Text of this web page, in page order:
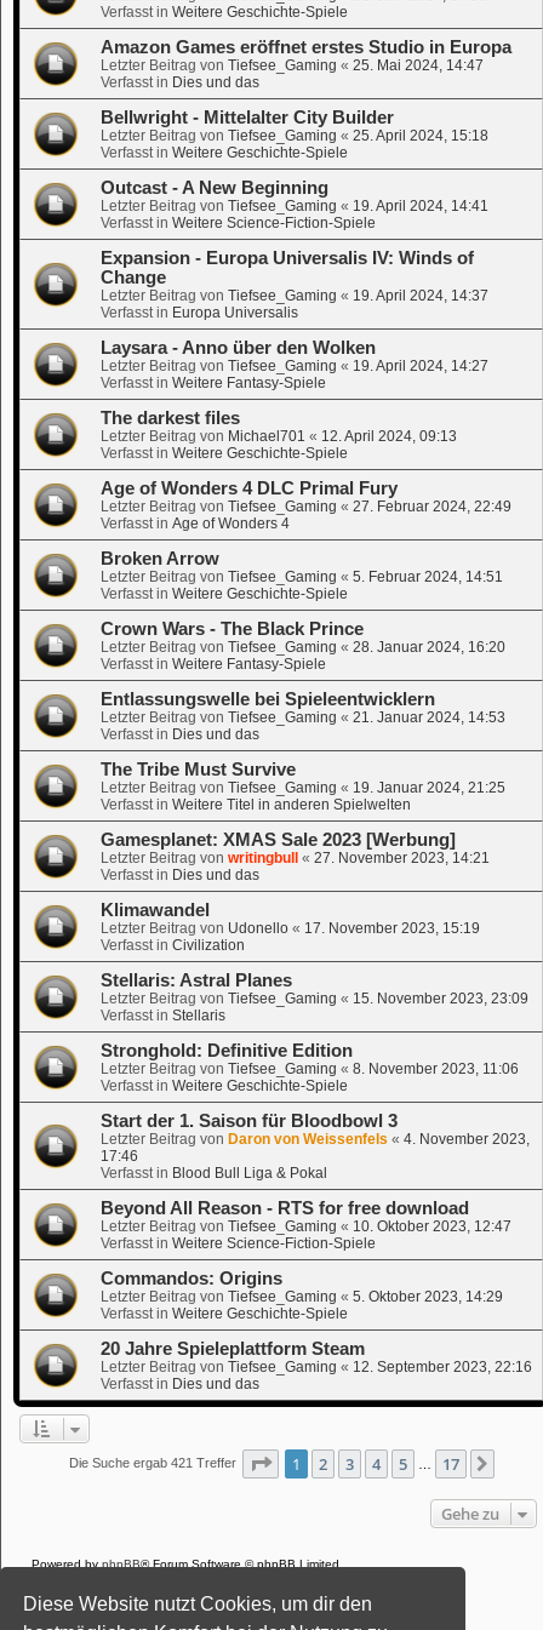
Diese Website nutzt Cookies, um dir den
Verfasst in Weitere Geschichte-Spiele
Amazon Games eröffnet erstes Studio in Europa
Letzter Beitrag von Tiefsee_Gaming « 25. Mai 2024, 14:47
Verfasst in Dies und das
Bellwright - Mittelalter City Builder
Letzter Beitrag von Tiefsee_Gaming « 25. April 2024, 15:18
Verfasst in Weitere Geschichte-Spiele
Outcast - A New Beginning
Letzter Beitrag von Tiefsee_Gaming « 19. April 2024, 14:41
Verfasst in Weitere Science-Fiction-Spiele
Expansion - Europa Universalis IV: Winds of
Change
Letzter Beitrag von Tiefsee_Gaming « 19. April 2024, 14:37
Verfasst in Europa Universalis
Laysara - Anno über den Wolken
Letzter Beitrag von Tiefsee_Gaming « 19. April 2024, 14:27
Verfasst in Weitere Fantasy-Spiele
The darkest files
Letzter Beitrag von Michael701 « 12. April 2024, 09:13
Verfasst in Weitere Geschichte-Spiele
Age of Wonders 4 DLC Primal Fury
Letzter Beitrag von Tiefsee_Gaming « 27. Februar 2024, 22:49
Verfasst in Age of Wonders 4
Broken Arrow
Letzter Beitrag von Tiefsee_Gaming « 5. Februar 2024, 14:51
Verfasst in Weitere Geschichte-Spiele
Crown Wars - The Black Prince
Letzter Beitrag von Tiefsee_Gaming « 28. Januar 2024, 16:20
Verfasst in Weitere Fantasy-Spiele
Entlassungswelle bei Spieleentwicklern
Letzter Beitrag von Tiefsee_Gaming « 21. Januar 2024, 14:53
Verfasst in Dies und das
The Tribe Must Survive
Letzter Beitrag von Tiefsee_Gaming « 19. Januar 2024, 21:25
Verfasst in Weitere Titel in anderen Spielwelten
Gamesplanet: XMAS Sale 2023 [Werbung]
Letzter Beitrag von writingbull « 27. November 2023, 14:21
Verfasst in Dies und das
Klimawandel
Letzter Beitrag von Udonello « 17. November 2023, 15:19
Verfasst in Civilization
Stellaris: Astral Planes
Letzter Beitrag von Tiefsee_Gaming « 15. November 2023, 23:09
Verfasst in Stellaris
Stronghold: Definitive Edition
Letzter Beitrag von Tiefsee_Gaming « 8. November 2023, 11:06
Verfasst in Weitere Geschichte-Spiele
Start der 1. Saison für Bloodbowl 3
Letzter Beitrag von Daron von Weissenfels « 4. November 2023,
17:46
Verfasst in Blood Bull Liga & Pokal
Beyond All Reason - RTS for free download
Letzter Beitrag von Tiefsee_Gaming « 10. Oktober 2023, 12:47
Verfasst in Weitere Science-Fiction-Spiele
Commandos: Origins
Letzter Beitrag von Tiefsee_Gaming « 5. Oktober 2023, 14:29
Verfasst in Weitere Geschichte-Spiele
20 Jahre Spieleplattform Steam
Letzter Beitrag von Tiefsee_Gaming « 12. September 2023, 22:16
Verfasst in Dies und das
Die Suche ergab 421 Treffer Seite 1von 17
1 2 3 4 5 17
Gehe zu
Powered by phpBB® Forum Software © phpBB Limited
Style: Black-Silver-Split by Joyce&LunaphpBB-Style-Design